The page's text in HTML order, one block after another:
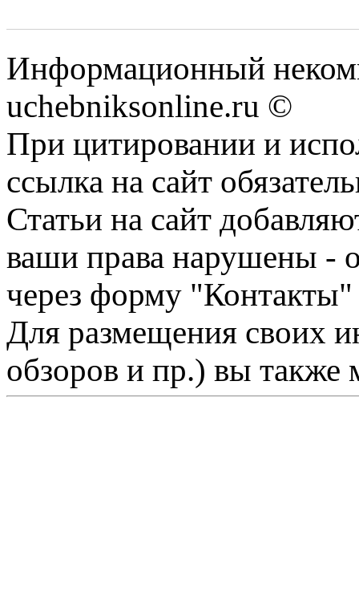
Информационный
uchebniksonline.ru ©
При цитировании и
ссылка на сайт
Статьи на сайт
ваши права нарушены -
через форму "Контакты"
Для размещения своих
обзоров и пр.) вы также